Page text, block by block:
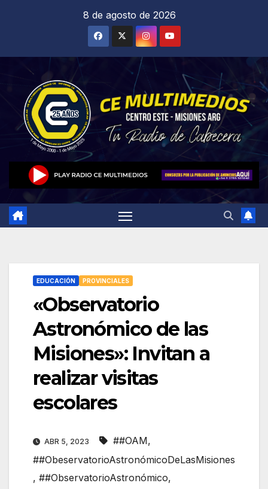
8 de agosto de 2026
EDUCACIÓN PROVINCIALES
«Observatorio
Astronómico de las
Misiones»: Invitan a
realizar visitas
escolares
ABR 5, 2023 ##OAM,
##ObeservatorioAstronómicoDeLasMisiones
, ##ObservatorioAstronómico,